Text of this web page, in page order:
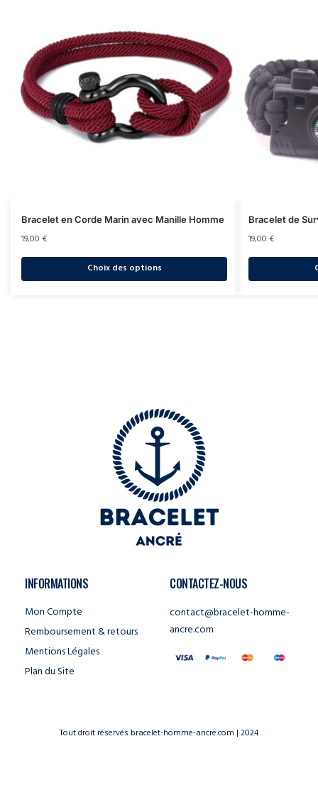
Bracelet en Corde Marin avec Manille Homme
19,00 €
Choix des options
Bracelet de
19,00 €
INFORMATIONS
Mon Compte
Remboursement & retours
Mentions Légales
Plan du Site
CONTACTEZ-NOUS
contact@bracelet-homme-
ancre.com
Tout droit réservés bracelet-homme-ancre.com | 2024